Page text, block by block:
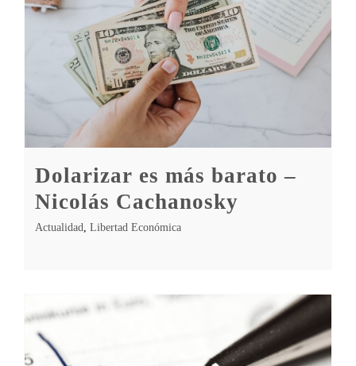
Dolarizar es más barato –
Nicolás Cachanosky
Actualidad, Libertad Económica